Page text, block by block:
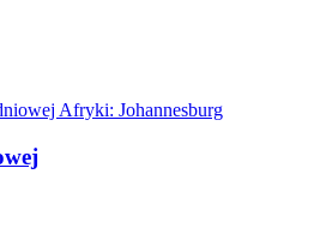
Afryki: Johannesburg